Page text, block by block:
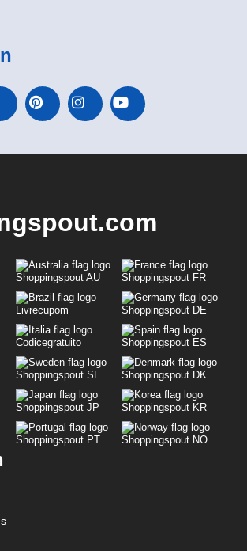
Shoppingspout AU Shoppingspout FR
Livrecupom Shoppingspout DE
Codicegratuito Shoppingspout ES
Shoppingspout SE Shoppingspout DK
Shoppingspout JP Shoppingspout KR
Shoppingspout PT Shoppingspout NO